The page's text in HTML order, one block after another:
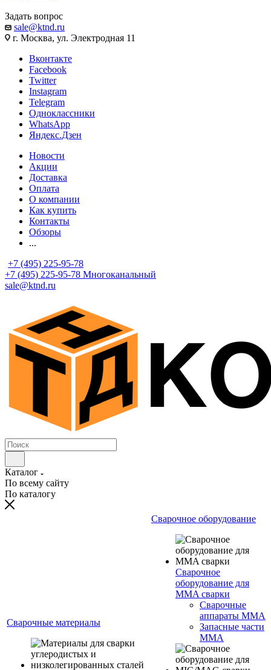
Задать вопрос
sale@ktnd.ru
г. Москва, ул. Электродная 11
Вконтакте
Facebook
Twitter
Instagram
Telegram
Одноклассники
WhatsApp
Яндекс.Дзен
Новости
Акции
Доставка
Оплата
О компании
Как купить
Контакты
Обзоры
...
+7 (495) 225-95-78
+7 (495) 225-95-78 Многоканальный
sale@ktnd.ru
Каталог
По всему сайту
По каталогу
Сварочные материалы
Сварочное оборудование
Сварочное
оборудование для
MMA сварки
Сварочные
аппараты MMA
Запасные части
MMA